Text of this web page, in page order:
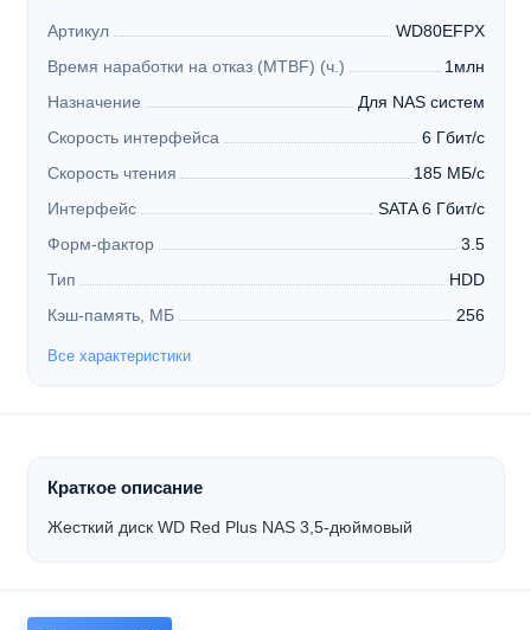
Артикул
WD80EFPX
Время наработки на отказ (MTBF) (ч.)
1млн
Назначение
Для NAS систем
Скорость интерфейса
6 Гбит/с
Скорость чтения
185 МБ/с
Интерфейс
SATA 6 Гбит/с
Форм-фактор
3.5
Тип
HDD
Кэш-память, МБ
256
Все характеристики
Краткое описание
Жесткий диск WD Red Plus NAS 3,5-дюймовый